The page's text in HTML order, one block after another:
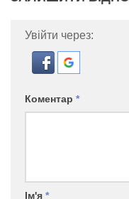
Увійти через:
Коментар *
Ім'я *